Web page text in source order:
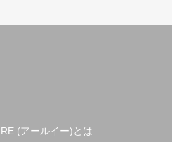
RE (アールイー)とは